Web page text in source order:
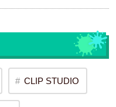
CLIP STUDIO